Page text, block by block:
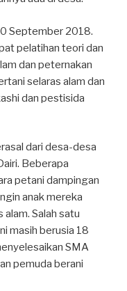
September 2018.
pelatihan teori dan
dan peternakan
selaras alam dan
dan pestisida
dari desa-desa
Beberapa
petani dampingan
anak mereka
Salah satu
masih berusia 18
SMA
pemuda berani